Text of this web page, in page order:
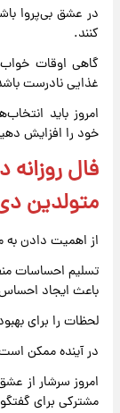
در عشق بی‌پروا
کنند.
گاهی اوقات خواب
غذایی نادرست
امروز باید
خود را افزایش دهید.
متولدین دی
از اهمیت دادن به
تسلیم احساسات
باعث ایجاد
لحظات را برای
در آینده ممکن
امروز سرشار از
مشترکی برای گفتگو